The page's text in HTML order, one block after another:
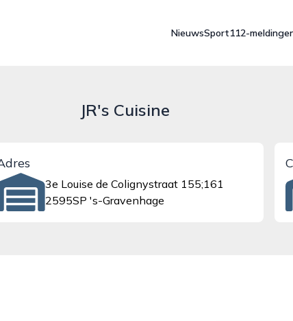
NieuwsSport112-
JR's Cuisine
3e Louise de Colignystraat 155;161
2595SP 's-Gravenhage